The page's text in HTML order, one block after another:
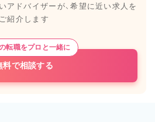
アドバイザーが、希望に近い求人を
ご紹介します
転職をプロと一緒に
料で相談する